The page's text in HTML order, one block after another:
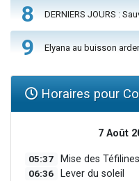
8 DERNIERS JOURS :
9 Elyana au buisson
Horaires pour
7 Août
05:37 Mise des Téfilines
06:36 Lever du soleil